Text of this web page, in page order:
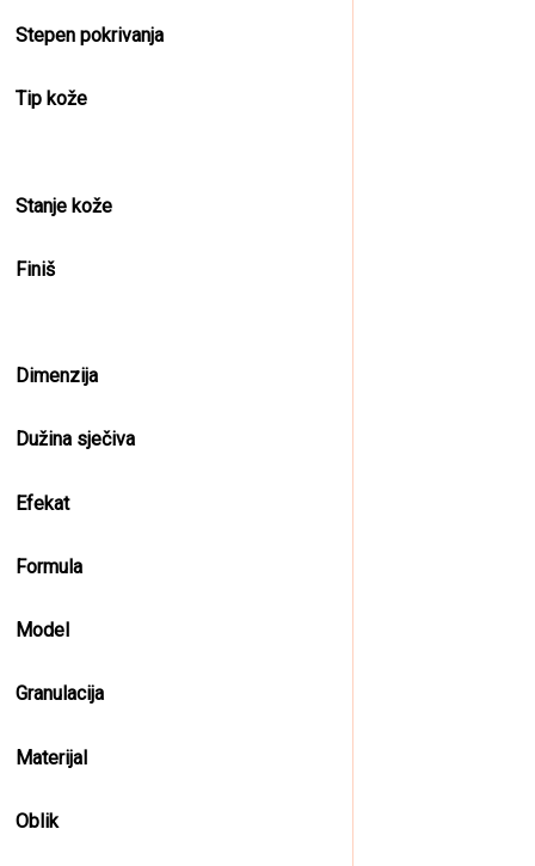
Stepen pokrivanja
Tip kože
Stanje kože
Finiš
Dimenzija
Dužina sječiva
Efekat
Formula
Model
Granulacija
Materijal
Oblik